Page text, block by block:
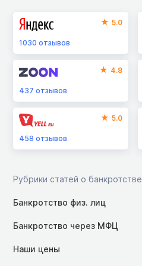
5.0
1030 отзывов
4.8
437 отзывов
5.0
458 отзывов
Рубрики статей о банкротстве
Банкротство физ. лиц
Банкротство через МФЦ
Наши цены